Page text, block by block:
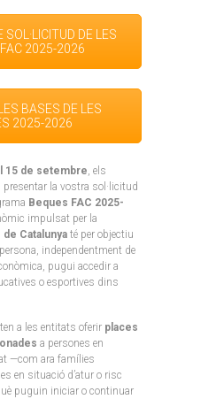
SOL·LICITUD DE LES
2025-2026
BASES DE LES
2025-2026
15 de setembre, els
presentar la vostra sol·licitud
Beques FAC 2025-
impulsat per la
Catalunya té per objectiu
independentment de
pugui accedir a
o esportives dins
a les entitats oferir places
a persones en
—com ara famílies
en situació d’atur o risc
puguin iniciar o continuar